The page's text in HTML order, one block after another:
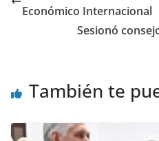
Económico Internacional
Sesionó
También te